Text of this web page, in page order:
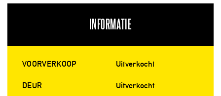
INFORMATIE
VOORVERKOOP Uitverkocht
DEUR Uitverkocht